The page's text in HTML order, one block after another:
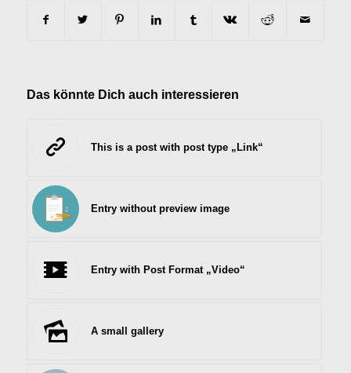
Das könnte Dich auch interessieren
This is a post with post type „Link“
Entry without preview image
Entry with Post Format „Video“
A small gallery